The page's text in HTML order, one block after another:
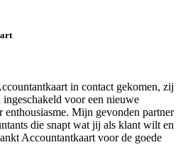
in contact gekomen, zij
voor een nieuwe
enthousiasme. Mijn gevonden partner
die snapt wat jij als klant wilt en
Accountantkaart voor de goede